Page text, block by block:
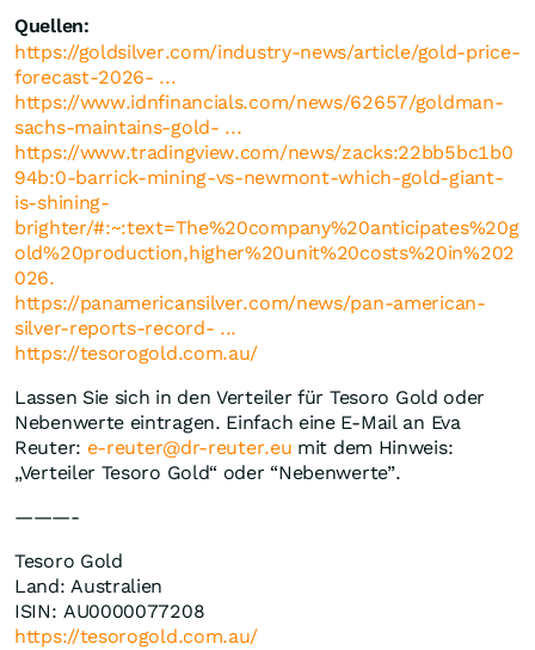
Quellen:
https://goldsilver.com/industry-news/article/gold-price-
forecast-2026- ...
https://www.idnfinancials.com/news/62657/goldman-
sachs-maintains-gold- ...
https://www.tradingview.com/news/zacks:22bb5bc1b0
94b:0-barrick-mining-vs-newmont-which-gold-giant-
is-shining-
brighter/#:~:text=The%20company%20anticipates%20g
old%20production,higher%20unit%20costs%20in%202
026.
https://panamericansilver.com/news/pan-american-
silver-reports-record- ...
https://tesorogold.com.au/
Lassen Sie sich in den Verteiler für Tesoro Gold oder
Nebenwerte eintragen. Einfach eine E-Mail an Eva
Reuter: e-reuter@dr-reuter.eu mit dem Hinweis:
„Verteiler Tesoro Gold“ oder “Nebenwerte”.
———-
Tesoro Gold
Land: Australien
ISIN: AU0000077208
https://tesorogold.com.au/